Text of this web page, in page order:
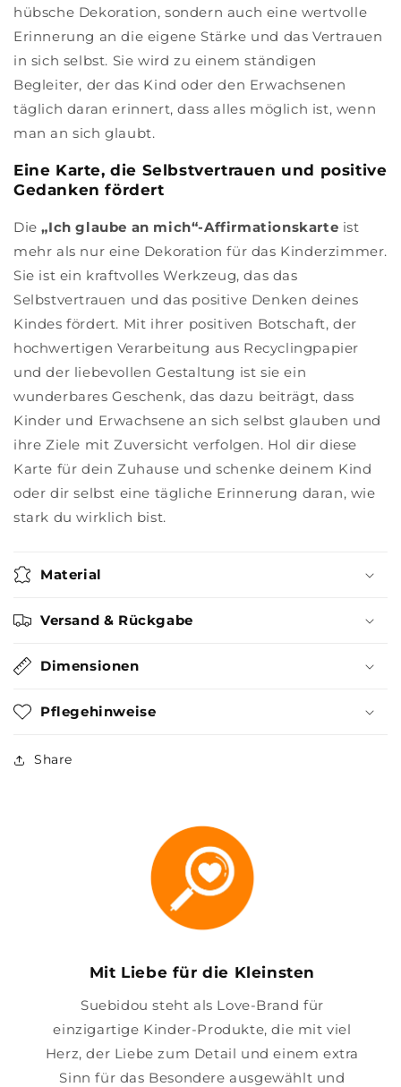
hübsche Dekoration, sondern auch eine wertvolle
Erinnerung an die eigene Stärke und das Vertrauen
in sich selbst. Sie wird zu einem ständigen
Begleiter, der das Kind oder den Erwachsenen
täglich daran erinnert, dass alles möglich ist, wenn
man an sich glaubt.
Eine Karte, die Selbstvertrauen und positive
Gedanken fördert
Die„Ich glaube an mich“-Affirmationskarte ist
mehr als nur eine Dekoration für das Kinderzimmer.
Sie ist ein kraftvolles Werkzeug, das das
Selbstvertrauen und das positive Denken deines
Kindes fördert. Mit ihrer positiven Botschaft, der
hochwertigen Verarbeitung aus Recyclingpapier
und der liebevollen Gestaltung ist sie ein
wunderbares Geschenk, das dazu beiträgt, dass
Kinder und Erwachsene an sich selbst glauben und
ihre Ziele mit Zuversicht verfolgen. Hol dir diese
Karte für dein Zuhause und schenke deinem Kind
oder dir selbst eine tägliche Erinnerung daran, wie
stark du wirklich bist.
Material
Versand & Rückgabe
Dimensionen
Pflegehinweise
Share
Mit Liebe für die Kleinsten
Suebidou steht als Love-Brand für
einzigartige Kinder-Produkte, die mit viel
Herz, der Liebe zum Detail und einem extra
Sinn für das Besondere ausgewählt und